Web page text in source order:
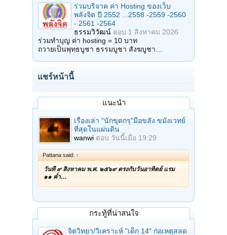
ร่วมบริจาค ค่า Hosting ของเว็บ
พลังจิต ปี 2552 ...2558 -2559 -2560
- 2561 -2564
ธรรมวิวัฒน์ ตอบ 1 สิงหาคม 2026
ร่วมทำบุญ ค่า hosting = 10 บาท
ถวายเป็นพุทธบูชา ธรรมบูชา สังฆบูชา…
แชร์หน้านี้
แนะนำ
เรื่องเล่า "นักขุดกรุ"มือขลัง ขมังเวทย์
ที่สุดในแผ่นดิน
wanwi ตอบ วันนี้เมื่อ 19:29
Pattana said: ↑
วันที่ ๙ สิงหาคม พ.ศ. ๒๕๖๙ ตรงกับวันอาทิตย์ แรม
๑๑ ค่ำ…
กระทู้ที่น่าสนใจ
จิตวิทยา/วิเคราะห์ "เด็ก 14" ก่อเหตุสลด